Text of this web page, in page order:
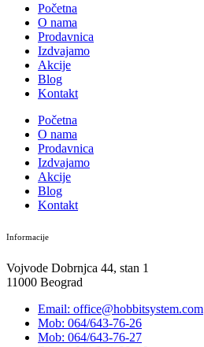
Početna
O nama
Prodavnica
Izdvajamo
Akcije
Blog
Kontakt
Početna
O nama
Prodavnica
Izdvajamo
Akcije
Blog
Kontakt
Informacije
Vojvode Dobrnjca 44, stan 1
11000 Beograd
Email: office@hobbitsystem.com
Mob: 064/643-76-26
Mob: 064/643-76-27